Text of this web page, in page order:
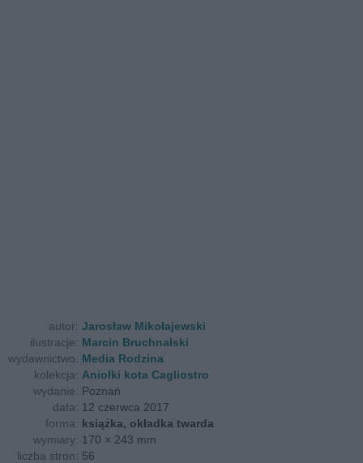
autor: Jarosław Mikołajewski
ilustracje: Marcin Bruchnalski
wydawnictwo: Media Rodzina
kolekcja: Aniołki kota Cagliostro
wydanie: Poznań
data: 12 czerwca 2017
forma: książka, okładka twarda
wymiary: 170 × 243 mm
liczba stron: 56